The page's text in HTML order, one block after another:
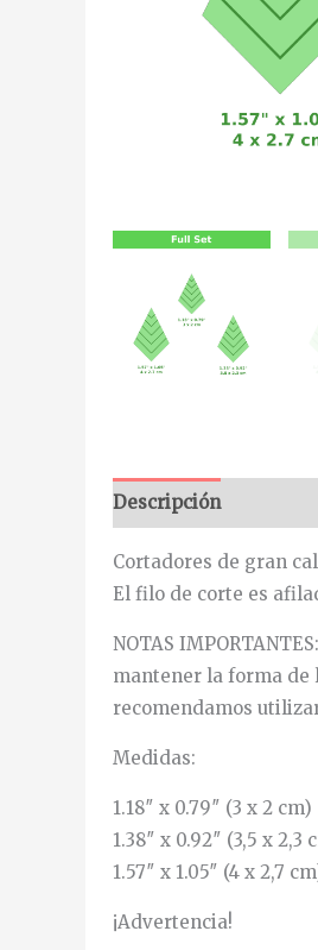
Descripción
Cortadores de gran
El filo de corte es
NOTAS
mantener la forma de
recomendamos
Medidas:
1.18″ x 0.79″ (3 x 2 cm)
1.38″ x 0.92″ (3,5 x 2,3
1.57″ x 1.05″ (4 x 2,7
¡Advertencia!